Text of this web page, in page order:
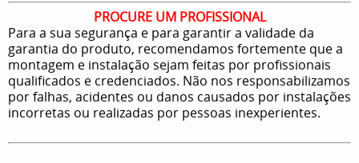
PROCURE UM PROFISSIONAL
Para a sua segurança e para garantir a validade da
garantia do produto, recomendamos fortemente que a
montagem e instalação sejam feitas por profissionais
qualificados e credenciados. Não nos responsabilizamos
por falhas, acidentes ou danos causados por instalações
incorretas ou realizadas por pessoas inexperientes.